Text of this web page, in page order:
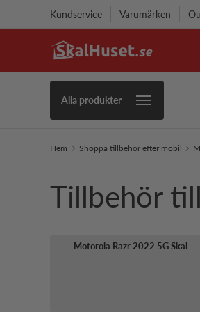
Kundservice Varumärken
Alla produkter
Hem Shoppa tillbehör efter mobil
Tillbehör
Motorola Razr 2022 5G Skal